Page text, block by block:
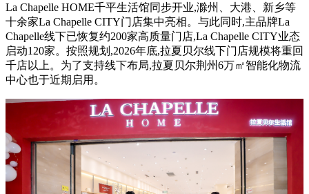
La Chapelle HOME千平生活馆同步开业,滁州、大港、新乡等
十余家La Chapelle CITY门店集中亮相。与此同时,主品牌La
Chapelle线下已恢复约200家高质量门店,La Chapelle CITY业态
启动120家。按照规划,2026年底,拉夏贝尔线下门店规模将重回
千店以上。为了支持线下布局,拉夏贝尔荆州6万㎡智能化物流
中心也于近期启用。